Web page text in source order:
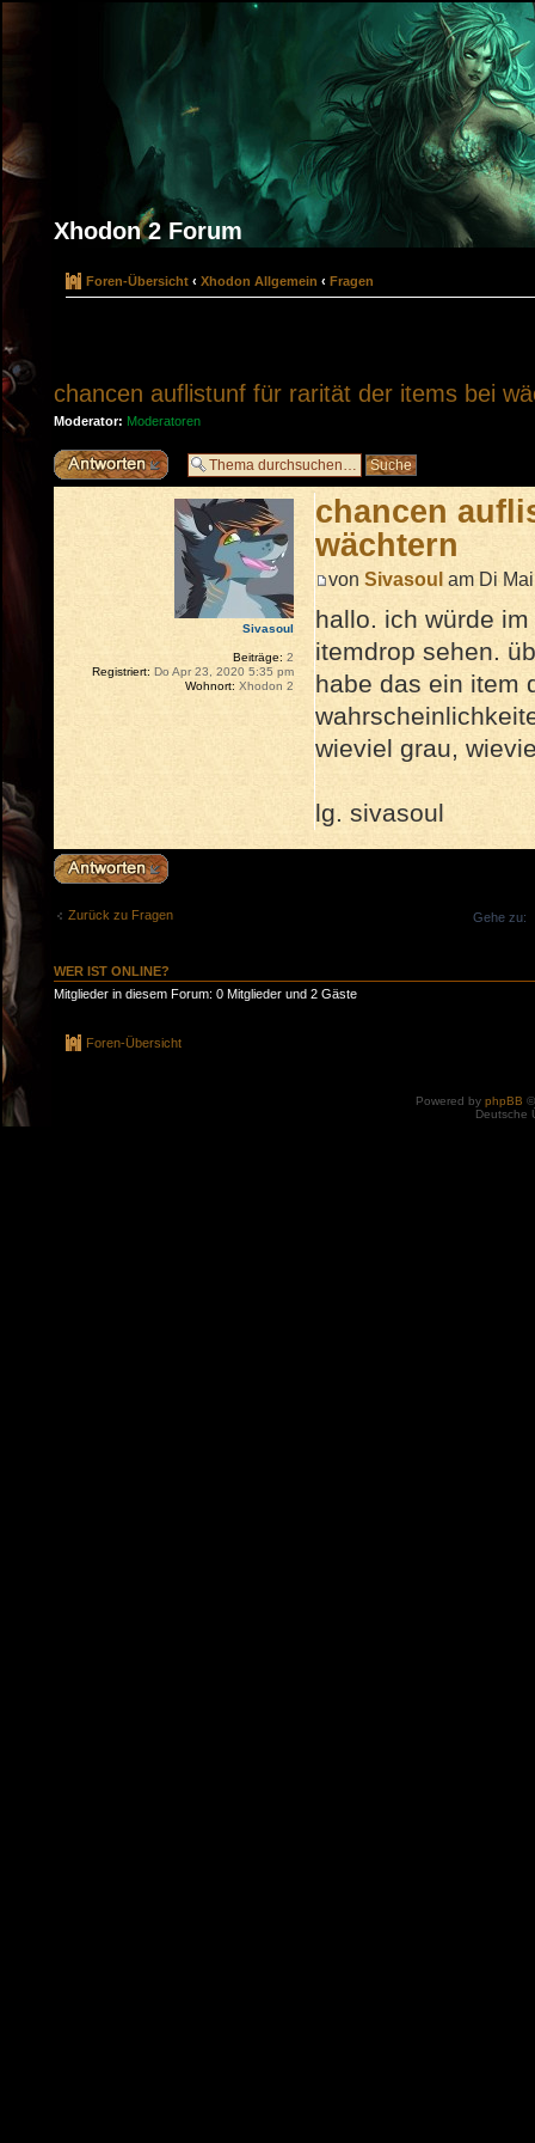
Xhodon 2 Forum
Foren-Übersicht ‹ Xhodon Allgemein ‹ Fragen
chancen auflistunf für rarität der items bei
Moderator: Moderatoren
Antwort erstellen
chancen
wächtern
von Sivasoulam Di Mai
hallo. ich würde
itemdrop sehen.
habe das ein item
wieviel grau,
lg. sivasoul
Sivasoul
Beiträge: 2
Registriert: Do Apr 23, 2020 5:35 pm
Wohnort: Xhodon 2
Antwort erstellen
Zurück zu Fragen Gehe zu:
WER IST ONLINE?
Mitglieder in diesem Forum: 0 Mitglieder und 2 Gäste
Foren-Übersicht
Powered by phpBB
Deutsche